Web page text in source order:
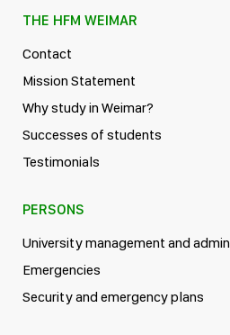
THE HFM WEIMAR
Contact
Mission Statement
Why study in Weimar?
Successes of students
Testimonials
PERSONS
University management and
Emergencies
Security and emergency plans